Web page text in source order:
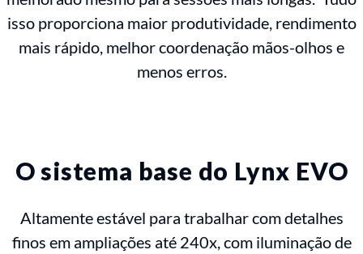
isso proporciona maior produtividade, rendimento
mais rápido, melhor coordenação mãos-olhos e
menos erros.
O sistema base do Lynx EVO
Altamente estável para trabalhar com detalhes
finos em ampliações até 240x, com iluminação de